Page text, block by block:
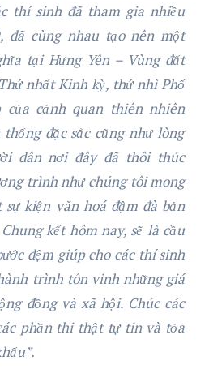
thí sinh đã tham gia nhiều
đã cùng nhau tạo nên một
tại Hưng Yên – Vùng đất
nhấtKinh kỳ, thứ nhì Phố
của cảnh quan thiên nhiên
đặc sắccũng như lòng
dân nơi đây đã thôi thúc
trình như chúng tôi mong
sự kiện văn hoá đậm đà bản
Chungkết hôm nay, sẽ là cầu
đệm giúp cho các thí sinh
trình tôn vinh những giá
đồng và xã hội. Chúc các
phần thi thật tự tin và tỏa